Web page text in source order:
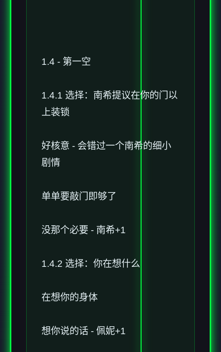
1.4 - 第一空
1.4.1 选择：南希提议在你的门以
上装锁
好核意 - 会错过一个南希的细小
剧情
单单要敲门即够了
没那个必要 - 南希+1
1.4.2 选择：你在想什么
在想你的身体
想你说的话 - 佩妮+1